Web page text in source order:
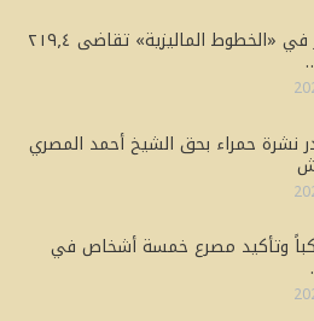
مساعد طيار في «الخطوط الماليزية» تقاضى ٢١٩٫٤
نشرة حمراء بحق الشيخ أحمد المصري
٢٣٤ راكباً وتأكيد مصرع خمسة أشخاص في